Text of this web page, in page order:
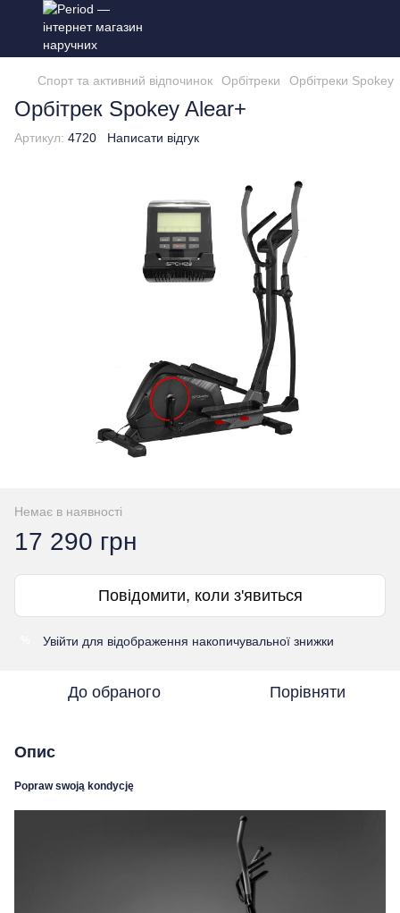
Спорт та активний відпочинок Орбітреки Орбітреки Spokey
Орбітрек Spokey Alear+
Артикул: 4720 Написати відгук
Немає в наявності
17 290 грн
Повідомити, коли з'явиться
Увійти для відображення накопичувальної знижки
До обраного Порівняти
Опис
Popraw swoją kondycję